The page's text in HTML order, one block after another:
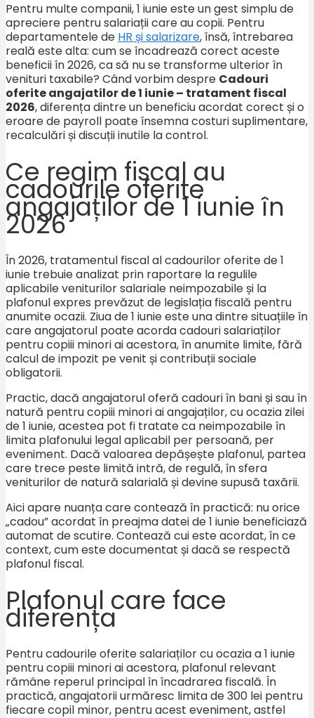
Pentru multe companii, 1 iunie este un gest simplu de
apreciere pentru salariații care au copii. Pentru
departamentele de HR și salarizare, însă, întrebarea
reală este alta: cum se încadrează corect aceste
beneficii în 2026, ca să nu se transforme ulterior în
venituri taxabile? Când vorbim despre Cadouri
oferite angajatilor de 1 iunie – tratament fiscal
2026, diferența dintre un beneficiu acordat corect și o
eroare de payroll poate însemna costuri suplimentare,
recalculări și discuții inutile la control.
Ce regim fiscal au
cadourile oferite
angajaților de 1 iunie în
2026
În 2026, tratamentul fiscal al cadourilor oferite de 1
iunie trebuie analizat prin raportare la regulile
aplicabile veniturilor salariale neimpozabile și la
plafonul expres prevăzut de legislația fiscală pentru
anumite ocazii. Ziua de 1 iunie este una dintre situațiile în
care angajatorul poate acorda cadouri salariaților
pentru copiii minori ai acestora, în anumite limite, fără
calcul de impozit pe venit și contribuții sociale
obligatorii.
Practic, dacă angajatorul oferă cadouri în bani și sau în
natură pentru copiii minori ai angajaților, cu ocazia zilei
de 1 iunie, acestea pot fi tratate ca neimpozabile în
limita plafonului legal aplicabil per persoană, per
eveniment. Dacă valoarea depășește plafonul, partea
care trece peste limită intră, de regulă, în sfera
veniturilor de natură salarială și devine supusă taxării.
Aici apare nuanța care contează în practică: nu orice
„cadou” acordat în preajma datei de 1 iunie beneficiază
automat de scutire. Contează cui este acordat, în ce
context, cum este documentat și dacă se respectă
plafonul fiscal.
Plafonul care face
diferența
Pentru cadourile oferite salariaților cu ocazia a 1 iunie
pentru copiii minori ai acestora, plafonul relevant
rămâne reperul principal în încadrarea fiscală. În
practică, angajatorii urmăresc limita de 300 lei pentru
fiecare copil minor, pentru acest eveniment, astfel